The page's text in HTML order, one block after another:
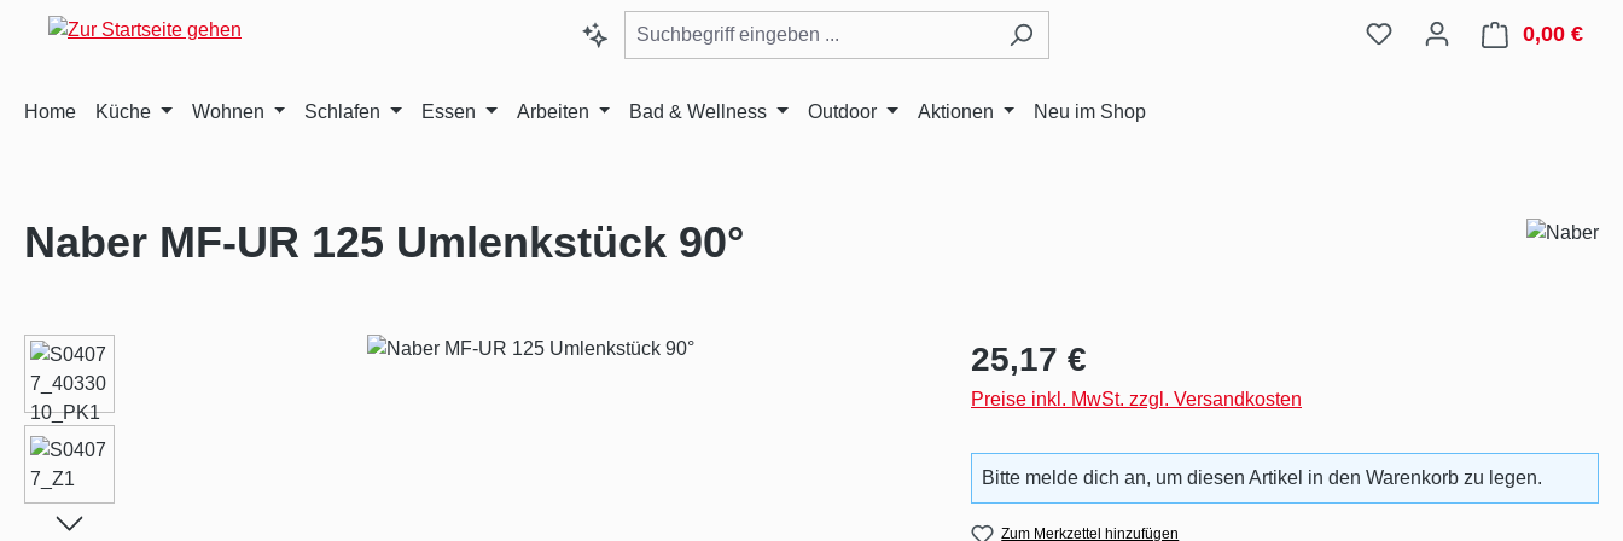
Hauptinhalt springen
Zur Suche springen
Zur Hauptnavigation springen 0,00 €
Home Küche Wohnen Schlafen Essen Arbeiten Bad & Wellness Outdoor Aktionen Neu im Shop
Naber MF-UR 125 Umlenkstück 90°
Bildergalerie überspringen Regulärer Preis:
25,17 €
Preise inkl. MwSt. zzgl. Versandkosten
Bitte melde dich an, um diesen Artikel in den Warenkorb zu legen.
Zum Merkzettel hinzufügen